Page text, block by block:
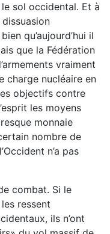
sol occidental. Et à
qu’aujourd’hui il
que la Fédération
vraiment
charge nucléaire en
objectifs contre
les moyens
monnaie
nombre de
n’a pas
combat. Si le
ressent
ils n’ont